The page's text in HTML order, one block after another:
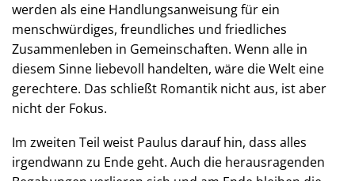
werden als eine Handlungsanweisung für ein
menschwürdiges, freundliches und friedliches
Zusammenleben in Gemeinschaften. Wenn alle in
diesem Sinne liebevoll handelten, wäre die Welt eine
gerechtere. Das schließt Romantik nicht aus, ist aber
nicht der Fokus.
Im zweiten Teil weist Paulus darauf hin, dass alles
irgendwann zu Ende geht. Auch die herausragenden